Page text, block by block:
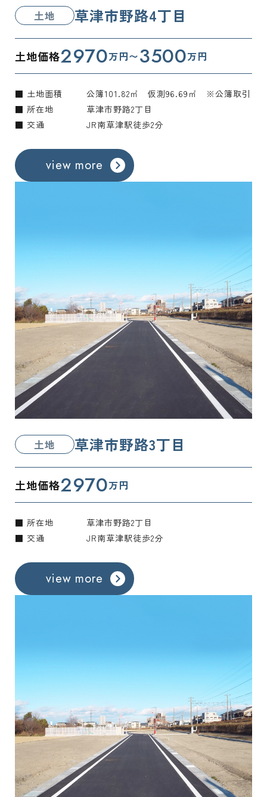
土地 草津市野路4丁目
土地価格2970万円〜3500万円
■ 土地面積
公簿101.82㎡ 仮測96.69㎡ ※公簿取引
■ 所在地
草津市野路2丁目
■ 交通
JR南草津駅徒歩2分
view more
土地 草津市野路3丁目
土地価格2970万円
■ 所在地
草津市野路2丁目
■ 交通
JR南草津駅徒歩2分
view more